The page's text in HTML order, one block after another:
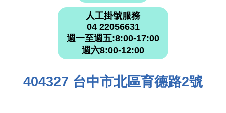
人工掛號服務
04 22056631
週一至週五:8:00-17:00
週六8:00-12:00
404327 台中市北區育德路2號